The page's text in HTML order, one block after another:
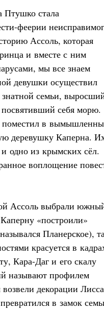
Птушко стала
феерии
Ассоль, которая
и вместе с ним
мы все знаем
девушки осуществил
семьи,
себя морю.
поместил в
деревушку Каперна.
одно из крымских сёл.
воплощение
Ассоль выбрали
«построили»
Планерское),
красуется в
Кара-Даг и его скалу
называют профилем
декорации
в замок